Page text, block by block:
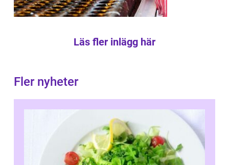
Läs fler inlägg här
Fler nyheter